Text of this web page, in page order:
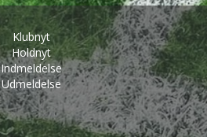
Klubnyt
Holdnyt
Indmeldelse
Udmeldelse